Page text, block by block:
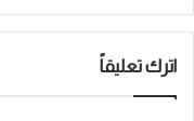
اترك تعليقاً